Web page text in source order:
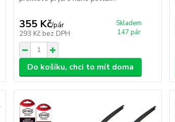
355 Kč/pár
293 Kč bez DPH
Skladem
147 pár
Do košíku, chci to mít doma